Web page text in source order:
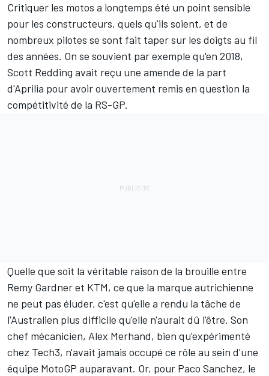
Critiquer les motos a longtemps été un point sensible
pour les constructeurs, quels qu'ils soient, et de
nombreux pilotes se sont fait taper sur les doigts au fil
des années. On se souvient par exemple qu'en 2018,
Scott Redding avait reçu une amende de la part
d'Aprilia pour avoir ouvertement remis en question la
compétitivité de la RS-GP.
Quelle que soit la véritable raison de la brouille entre
Remy Gardner et KTM, ce que la marque autrichienne
ne peut pas éluder, c'est qu'elle a rendu la tâche de
l'Australien plus difficile qu'elle n'aurait dû l'être. Son
chef mécanicien, Alex Merhand, bien qu'expérimenté
chez Tech3, n'avait jamais occupé ce rôle au sein d'une
équipe MotoGP auparavant. Or, pour Paco Sanchez, le